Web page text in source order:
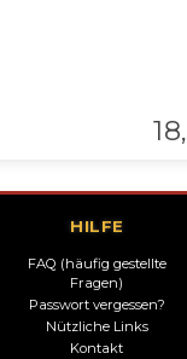
18,
HILFE
FAQ (häufig gestellte
Fragen)
Passwort vergessen?
Nützliche Links
Kontakt